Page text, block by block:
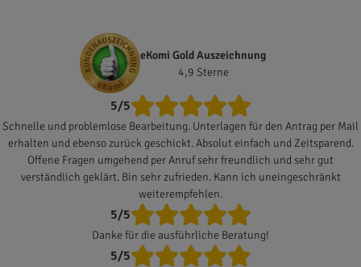
eKomi Gold Auszeichnung
4,9 Sterne
5/5
Schnelle und problemlose Bearbeitung. Unterlagen für den Antrag per Mail
erhalten und ebenso zurück geschickt. Absolut einfach und Zeitsparend.
Offene Fragen umgehend per Anruf sehr freundlich und sehr gut
verständlich geklärt. Bin sehr zufrieden. Kann ich uneingeschränkt
weiterempfehlen.
5/5
Danke für die ausführliche Beratung!
5/5